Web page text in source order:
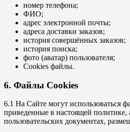
номер телефона;
ФИО;
адрес электронной почты;
адреса доставки заказов;
история совершённых заказов;
история поиска;
фото (аватар) пользователя;
Cookies файлы.
6. Файлы Cookies
6.1 На Сайте могут использоваться
приведенные в настоящей политике,
пользовательских документах,